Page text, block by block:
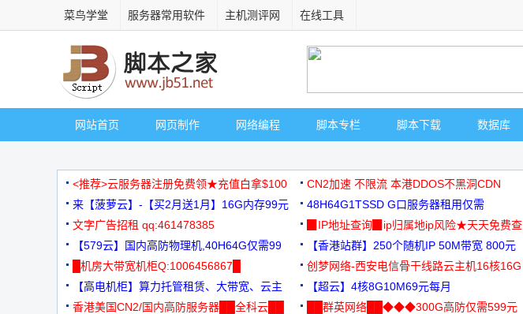
菜鸟学堂 服务器常用软件 主机测评网 在线工具
网站首页 网页制作 网络编程 脚本专栏 脚本下载 数据库
<推荐>云服务器注册免费领★充值白拿$100 CN2加速 不限流 本港DDOS不黑洞CDN
来【菠萝云】-【买2月送1月】16G内存99元
48H64G1TSSD G口服务器租用仅需
3000+可免费测试
文字广告招租 qq:461478385
▉IP地址查询▉ip归属地ip风险★天天免费查
【579云】国内高防物理机,40H64G仅需99
元
【香港站群】250个随机IP 50M带宽 800元
█机房大带宽机柜Q:1006456867█
创梦网络-西安电信骨干线路云主机16核16G
88元/月
【高电机柜】算力托管租赁、大带宽、云主
机
【超云】4核8G10M69元每月
香港美国CN2/国内高防服务器██全科云██
██群英网络██◆◆◆300G高防仅需599元